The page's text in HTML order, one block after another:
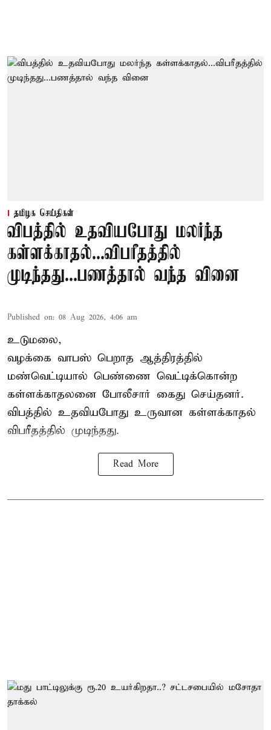
தமிழக செய்திகள்
விபத்தில் உதவியபோது மலர்ந்த
கள்ளக்காதல்...விபரீதத்தில்
முடிந்தது...பணத்தால் வந்த வினை
Published on: 08 Aug 2026, 4:06 am
உடுமலை,
வழக்கை வாபஸ் பெறாத ஆத்திரத்தில்
மண்வெட்டியால் பெண்ணை வெட்டிக்கொன்ற
கள்ளக்காதலனை போலீசார் கைது செய்தனர்.
விபத்தில் உதவியபோது உருவான கள்ளக்காதல்
விபரீதத்தில் முடிந்தது.
Read More